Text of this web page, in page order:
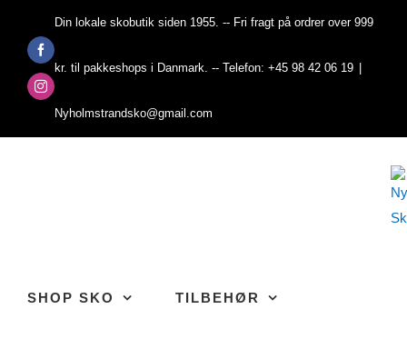
contentFacebook
Instagram
Din lokale skobutik siden 1955. -- Fri fragt på ordrer over 999
kr. til pakkeshops i Danmark. -- Telefon: +45 98 42 06 19
Nyholmstrandsko@gmail.com
SHOP SKO TILBEHØR